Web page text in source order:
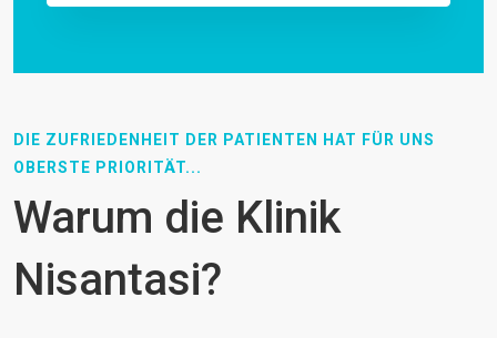
DIE ZUFRIEDENHEIT DER PATIENTEN HAT FÜR UNS
OBERSTE PRIORITÄT...
Warum die Klinik
Nisantasi?